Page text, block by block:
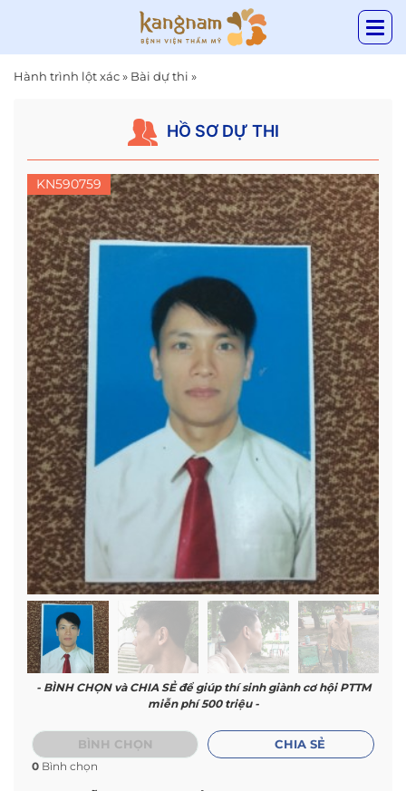
Hành trình lột xác» Bài dự thi »
HỒ SƠ DỰ THI
KN590759
- BÌNH CHỌN và CHIA SẺ để giúp thí sinh giành cơ hội PTTM
miễn phí 500 triệu -
BÌNH CHỌN
0 Bình chọn
CHIA SẺ